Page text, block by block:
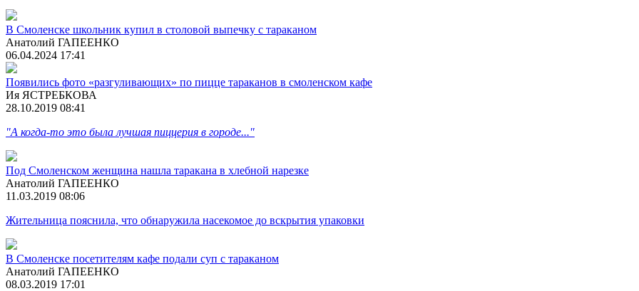
В Смоленске школьник купил в столовой выпечку с тараканом
Анатолий ГАПЕЕНКО
06.04.2024 17:41
Появились фото «разгуливающих» по пицце тараканов в смоленском кафе
Ия ЯСТРЕБКОВА
28.10.2019 08:41
"А когда-то это была лучшая пиццерия в городе..."
Под Смоленском женщина нашла таракана в хлебной нарезке
Анатолий ГАПЕЕНКО
11.03.2019 08:06
Жительница пояснила, что обнаружила насекомое до вскрытия упаковки
В Смоленске посетителям кафе подали суп с тараканом
Анатолий ГАПЕЕНКО
08.03.2019 17:01